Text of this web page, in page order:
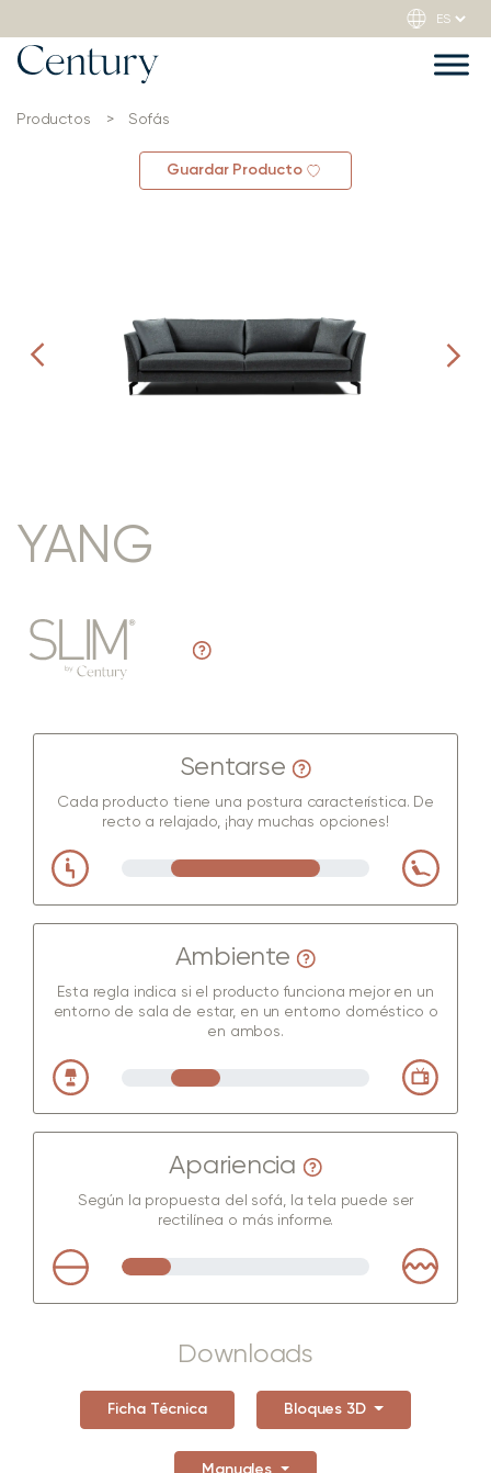
Productos > Sofás
Guardar Producto
YANG
Sentarse
Cada producto tiene una postura característica. De
recto a relajado, ¡hay muchas opciones!
Ambiente
Esta regla indica si el producto funciona mejor en un
entorno de sala de estar, en un entorno doméstico o
en ambos.
Apariencia
Según la propuesta del sofá, la tela puede ser
rectilínea o más informe.
Downloads
Ficha Técnica Bloques 3D